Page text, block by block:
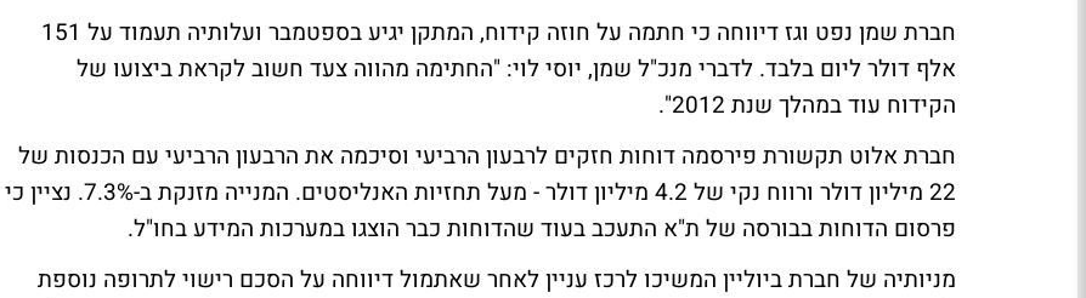
חברת שמן נפט וגז דיווחה כי חתמה על חוזה קידוח, המתקן יגיע בספטמבר ועלותיה תעמוד על 151
אלף דולר ליום בלבד. לדברי מנכ"ל שמן, יוסי לוי: "החתימה מהווה צעד חשוב לקראת ביצועו של
הקידוח עוד במהלך שנת 2012".
חברת אלוט תקשורת פירסמה דוחות חזקים לרבעון הרביעי וסיכמה את הרבעון הרביעי עם הכנסות של
22 מיליון דולר ורווח נקי של 4.2 מיליון דולר - מעל תחזיות האנליסטים. המנייה מזנקת ב-7.3%. נציין כי
פרסום הדוחות בבורסה של ת"א התעכב בעוד שהדוחות כבר הוצגו במערכות המידע בחו"ל.
מניותיה של חברת ביוליין המשיכו לרכז עניין לאחר שאתמול דיווחה על הסכם רישוי לתרופה נוספת